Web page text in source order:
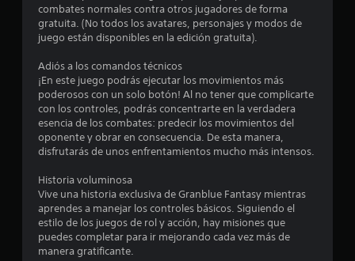
o
.
4
5
e
s
t
combates normales contra otros jugadores de forma
gratuita. (No todos los avatares, personajes y modos de
juego están disponibles en la edición gratuita).
Adiós a los comandos técnicos
¡En este juego podrás ejecutar los movimientos más
poderosos con un solo botón! Al no tener que complicarte
con los controles, podrás concentrarte en la verdadera
esencia de los combates: predecir los movimientos del
oponente y obrar en consecuencia. De esta manera,
disfrutarás de unos enfrentamientos mucho más intensos.
Historia voluminosa
Vive una historia exclusiva de Granblue Fantasy mientras
aprendes a manejar los controles básicos. Siguiendo el
estilo de los juegos de rol y acción, hay misiones que
puedes completar para ir mejorando cada vez más de
manera gratificante.